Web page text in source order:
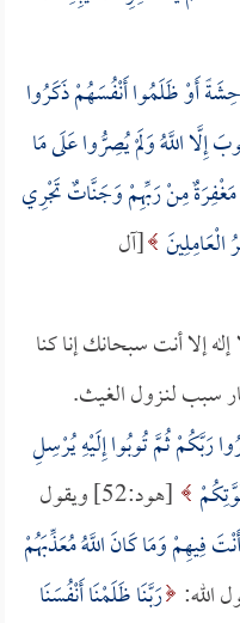
أَوْ ظَلَمُوا أَنْفُسَهُمْ ذَكَرُوا
إِلَّا اللَّهُ وَلَمْ يُصِرُّوا عَلَى مَا
مِنْ رَبِّهِمْ وَجَنَّاتٌ تَجْرِي
[آل
إلا أنت سبحانك إنا كنا
سبب لنـزول الغيث.
رَبَّكُمْ ثُمَّ تُوبُوا إِلَيْهِ يُرْسِلِ
[هود:52] ويقول
فِيهِمْ وَمَا كَانَ اللَّهُ مُعَذِّبَهُمْ
رَبَّنَا ظَلَمْنَا أَنْفُسَنَا